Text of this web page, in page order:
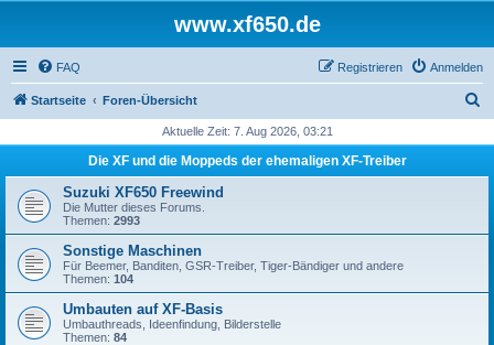
www.xf650.de
FAQ Anmelden
Registrieren
Startseite Foren-Übersicht
h
Aktuelle Zeit: 7. Aug 2026, 03:21
Die XF und die Moppeds der ehemaligen XF-Treiber
Suzuki XF650 Freewind
Die Mutter dieses Forums.
Themen: 2993
Sonstige Maschinen
Für Beemer, Banditen, GSR-Treiber, Tiger-Bändiger und andere
Themen: 104
Umbauten auf XF-Basis
Umbauthreads, Ideenfindung, Bilderstelle
Themen: 84